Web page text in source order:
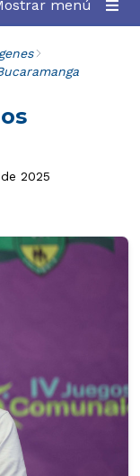
menú
2025